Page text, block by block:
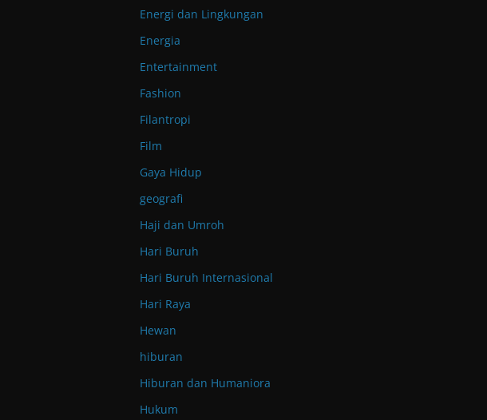
Energi dan Lingkungan
Energia
Entertainment
Fashion
Filantropi
Film
Gaya Hidup
geografi
Haji dan Umroh
Hari Buruh
Hari Buruh Internasional
Hari Raya
Hewan
hiburan
Hiburan dan Humaniora
Hukum